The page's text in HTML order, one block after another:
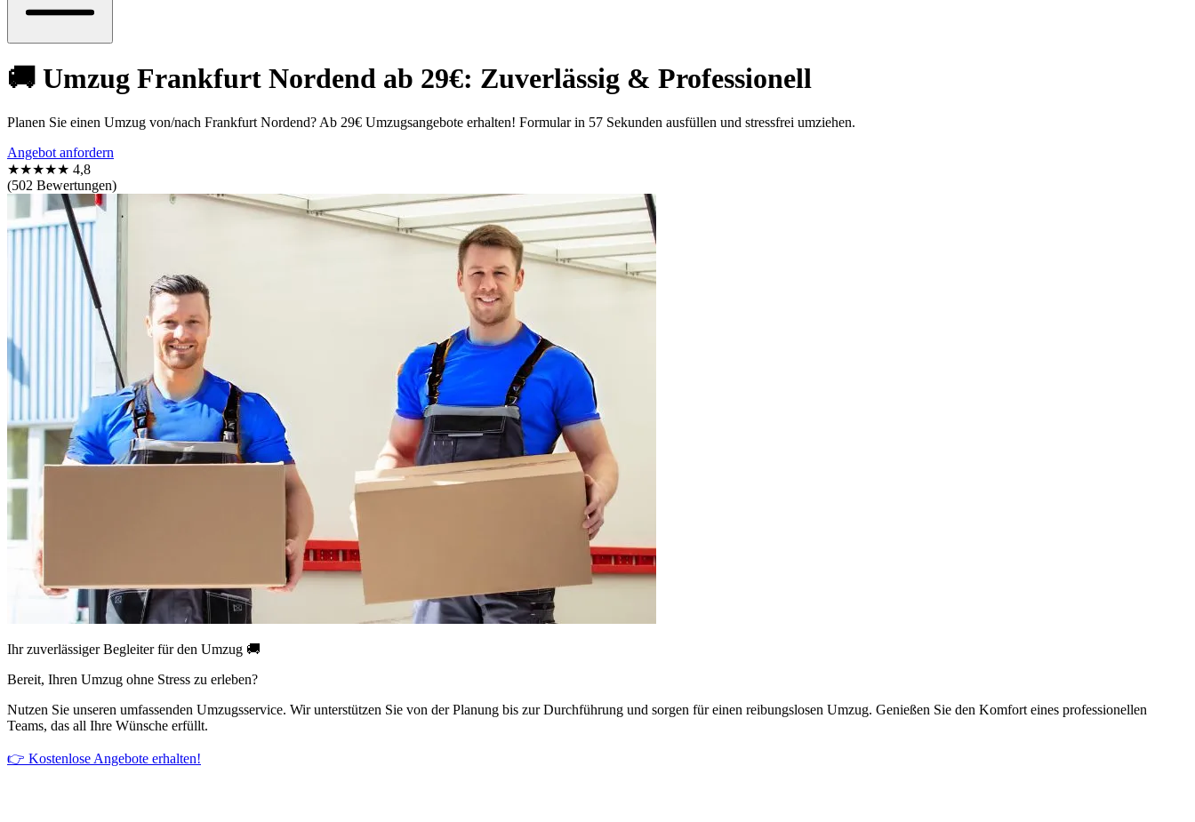
🚚 Umzug Frankfurt Nordend ab 29€: Zuverlässig & Professionell
Planen Sie einen Umzug von/nach Frankfurt Nordend? Ab 29€ Umzugsangebote erhalten! Formular in 57 Sekunden ausfüllen und stressfrei umziehen.
Angebot anfordern
★★★★★ 4,8
(502 Bewertungen)
Ihr zuverlässiger Begleiter für den Umzug 🚚
Bereit, Ihren Umzug ohne Stress zu erleben?
Nutzen Sie unseren umfassenden Umzugsservice. Wir unterstützen Sie von der Planung bis zur Durchführung und sorgen für einen reibungslosen Umzug. Genießen Sie den Komfort eines professionellen
Teams, das all Ihre Wünsche erfüllt.
👉 Kostenlose Angebote erhalten!